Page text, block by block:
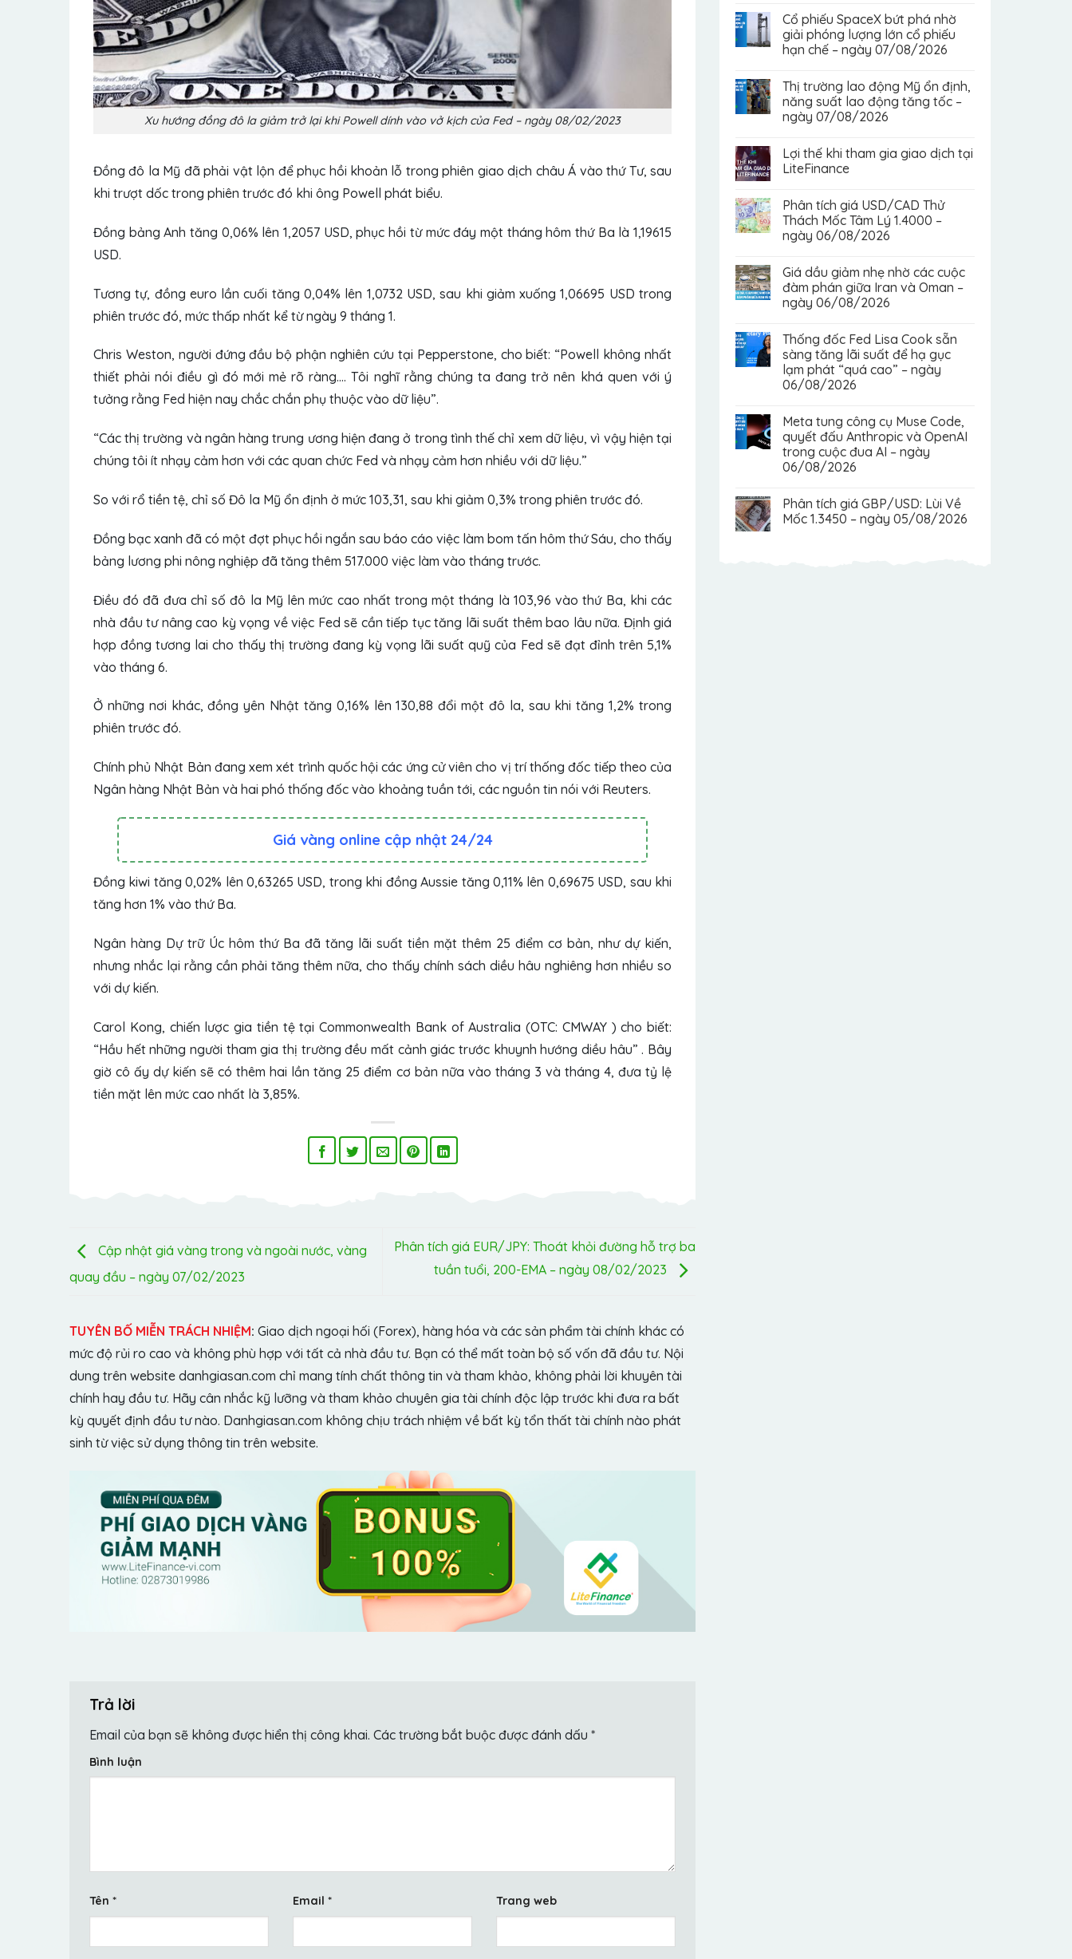
Xu hướng đồng đô la giảm trở lại khi Powell dính vào vở kịch của Fed – ngày 08/02/2023
Đồng đô la Mỹ đã phải vật lộn để phục hồi khoản lỗ trong phiên giao dịch châu Á vào thứ Tư, sau
khi trượt dốc trong phiên trước đó khi ông Powell phát biểu.
Đồng bảng Anh tăng 0,06% lên 1,2057 USD, phục hồi từ mức đáy một tháng hôm thứ Ba là 1,19615
USD.
Tương tự, đồng euro lần cuối tăng 0,04% lên 1,0732 USD, sau khi giảm xuống 1,06695 USD trong
phiên trước đó, mức thấp nhất kể từ ngày 9 tháng 1.
Chris Weston, người đứng đầu bộ phận nghiên cứu tại Pepperstone, cho biết: “Powell không nhất
thiết phải nói điều gì đó mới mẻ rõ ràng…. Tôi nghĩ rằng chúng ta đang trở nên khá quen với ý
tưởng rằng Fed hiện nay chắc chắn phụ thuộc vào dữ liệu”.
“Các thị trường và ngân hàng trung ương hiện đang ở trong tình thế chỉ xem dữ liệu, vì vậy hiện tại
chúng tôi ít nhạy cảm hơn với các quan chức Fed và nhạy cảm hơn nhiều với dữ liệu.”
So với rổ tiền tệ, chỉ số Đô la Mỹ ổn định ở mức 103,31, sau khi giảm 0,3% trong phiên trước đó.
Đồng bạc xanh đã có một đợt phục hồi ngắn sau báo cáo việc làm bom tấn hôm thứ Sáu, cho thấy
bảng lương phi nông nghiệp đã tăng thêm 517.000 việc làm vào tháng trước.
Điều đó đã đưa chỉ số đô la Mỹ lên mức cao nhất trong một tháng là 103,96 vào thứ Ba, khi các
nhà đầu tư nâng cao kỳ vọng về việc Fed sẽ cần tiếp tục tăng lãi suất thêm bao lâu nữa. Định giá
hợp đồng tương lai cho thấy thị trường đang kỳ vọng lãi suất quỹ của Fed sẽ đạt đỉnh trên 5,1%
vào tháng 6.
Ở những nơi khác, đồng yên Nhật tăng 0,16% lên 130,88 đổi một đô la, sau khi tăng 1,2% trong
phiên trước đó.
Chính phủ Nhật Bản đang xem xét trình quốc hội các ứng cử viên cho vị trí thống đốc tiếp theo của
Ngân hàng Nhật Bản và hai phó thống đốc vào khoảng tuần tới, các nguồn tin nói với Reuters.
Giá vàng online cập nhật 24/24
Đồng kiwi tăng 0,02% lên 0,63265 USD, trong khi đồngAussie tăng 0,11% lên 0,69675 USD, sau khi
tăng hơn 1% vào thứ Ba.
Ngân hàng Dự trữ Úc hôm thứ Ba đã tăng lãi suất tiền mặt thêm 25 điểm cơ bản, như dự kiến,
nhưng nhắc lại rằng cần phải tăng thêm nữa, cho thấy chính sách diều hâu nghiêng hơn nhiều so
với dự kiến.
Carol Kong, chiến lược gia tiền tệ tại Commonwealth Bank of Australia (OTC: CMWAY) cho biết:
“Hầu hết những người tham gia thị trường đều mất cảnh giác trước khuynh hướng diều hâu” . Bây
giờ cô ấy dự kiến ​​​​sẽ có thêm hai lần tăng 25 điểm cơ bản nữa vào tháng 3 và tháng 4, đưa tỷ lệ
tiền mặt lên mức cao nhất là 3,85%.
Cập nhật giá vàng trong và ngoài nước, vàng
quay đầu – ngày 07/02/2023
Phân tích giá EUR/JPY: Thoát khỏi đường hỗ trợ ba
tuần tuổi, 200-EMA – ngày 08/02/2023
TUYÊN BỐ MIỄN TRÁCH NHIỆM: Giao dịch ngoại hối (Forex), hàng hóa và các sản phẩm tài chính khác có
mức độ rủi ro cao và không phù hợp với tất cả nhà đầu tư. Bạn có thể mất toàn bộ số vốn đã đầu tư. Nội
dung trên website danhgiasan.com chỉ mang tính chất thông tin và tham khảo, không phải lời khuyên tài
chính hay đầu tư. Hãy cân nhắc kỹ lưỡng và tham khảo chuyên gia tài chính độc lập trước khi đưa ra bất
kỳ quyết định đầu tư nào. Danhgiasan.com không chịu trách nhiệm về bất kỳ tổn thất tài chính nào phát
sinh từ việc sử dụng thông tin trên website.
Trả lời
Email của bạn sẽ không được hiển thị công khai. Các trường bắt buộc được đánh dấu *
Bình luận
Tên * Email * Trang web
Cổ phiếu SpaceX bứt phá nhờ
giải phóng lượng lớn cổ phiếu
hạn chế – ngày 07/08/2026
Thị trường lao động Mỹ ổn định,
năng suất lao động tăng tốc –
ngày 07/08/2026
Lợi thế khi tham gia giao dịch tại
LiteFinance
Phân tích giá USD/CAD Thử
Thách Mốc Tâm Lý 1.4000 –
ngày 06/08/2026
Giá dầu giảm nhẹ nhờ các cuộc
đàm phán giữa Iran và Oman –
ngày 06/08/2026
Thống đốc Fed Lisa Cook sẵn
sàng tăng lãi suất để hạ gục
lạm phát “quá cao” – ngày
06/08/2026
Meta tung công cụ Muse Code,
quyết đấu Anthropic và OpenAI
trong cuộc đua AI – ngày
06/08/2026
Phân tích giá GBP/USD: Lùi Về
Mốc 1.3450 – ngày 05/08/2026